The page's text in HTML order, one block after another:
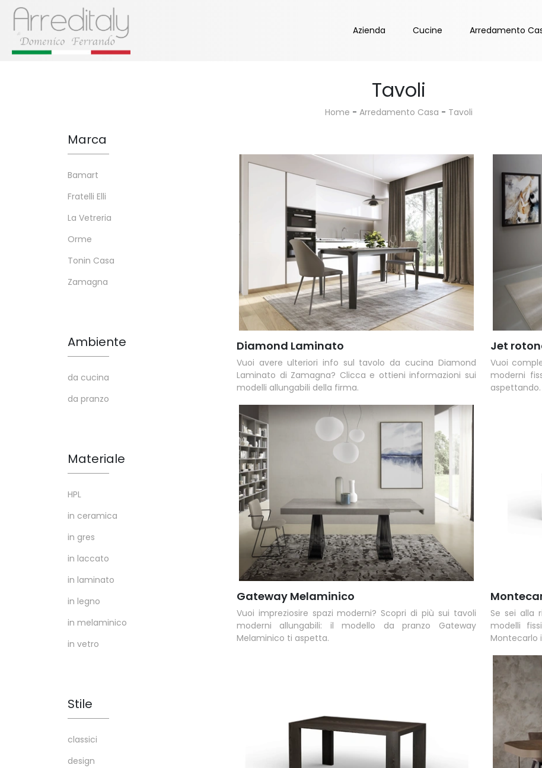
Azienda Cucine Arredamento
Tavoli
Home - Arredamento Casa - Tavoli
Diamond Laminato
Vuoi avere ulteriori info sul tavolo da cucina Diamond
Laminato di Zamagna? Clicca e ottieni informazioni sui
modelli allungabili della firma.
Jet
Vuoi
moderni
aspettando.
Gateway Melaminico
Vuoi impreziosire spazi moderni? Scopri di più sui tavoli
moderni allungabili: il modello da pranzo Gateway
Melaminico ti aspetta.
Se sei alla
modelli
Montecarlo
Marca
Bamart
Fratelli Elli
La Vetreria
Orme
Tonin Casa
Zamagna
Ambiente
da cucina
da pranzo
Materiale
HPL
in ceramica
in gres
in laccato
in laminato
in legno
in melaminico
in vetro
Stile
classici
design